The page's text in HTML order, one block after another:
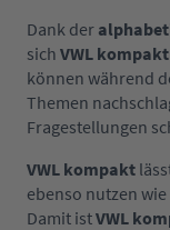
Dank der
sich VWL kompakt
können während
Themen
Fragestellungen
VWL kompakt
ebenso nutzen wie
Damit istVWL